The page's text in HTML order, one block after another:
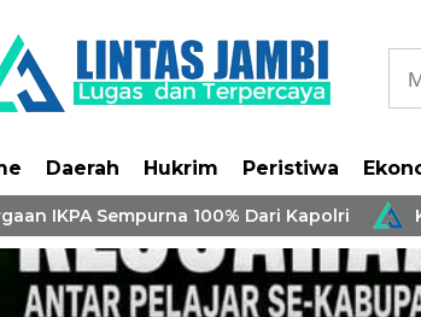
Daerah Hukrim Peristiwa
Sempurna 100% Dari Kapolri